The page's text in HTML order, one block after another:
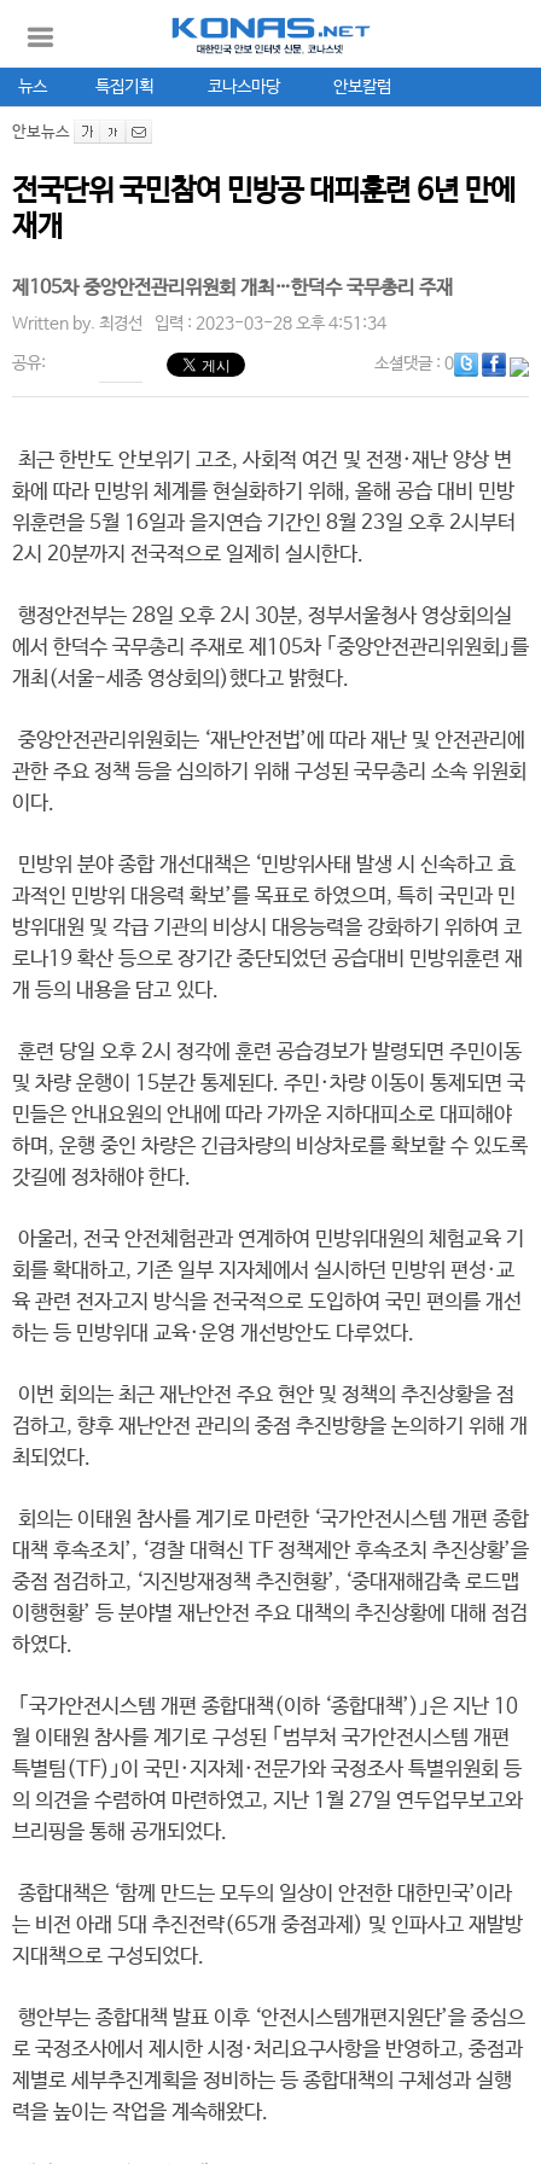
뉴스 특집기획 코나스마당 안보칼럼
안보뉴스
전국단위 국민참여 민방공 대피훈련 6년 만에
재개
제105차 중앙안전관리위원회 개최…한덕수 국무총리 주재
Written by. 최경선 입력 : 2023-03-28 오후 4:51:34
공유: 소셜댓글: 0
최근 한반도 안보위기 고조, 사회적 여건 및 전쟁·재난 양상 변
화에 따라 민방위 체계를 현실화하기 위해, 올해 공습 대비 민방
위훈련을 5월 16일과 을지연습 기간인 8월 23일 오후 2시부터
2시 20분까지 전국적으로 일제히 실시한다.
행정안전부는 28일 오후 2시 30분, 정부서울청사 영상회의실
에서 한덕수 국무총리 주재로 제105차 ｢중앙안전관리위원회｣를
개최(서울-세종 영상회의)했다고 밝혔다.
중앙안전관리위원회는 ‘재난안전법’에 따라 재난 및 안전관리에
관한 주요 정책 등을 심의하기 위해 구성된 국무총리 소속 위원회
이다.
민방위 분야 종합 개선대책은 ‘민방위사태 발생 시 신속하고 효
과적인 민방위 대응력 확보’를 목표로 하였으며, 특히 국민과 민
방위대원 및 각급 기관의 비상시 대응능력을 강화하기 위하여 코
로나19 확산 등으로 장기간 중단되었던 공습대비 민방위훈련 재
개 등의 내용을 담고 있다.
훈련 당일 오후 2시 정각에 훈련 공습경보가 발령되면 주민이동
및 차량 운행이 15분간 통제된다. 주민·차량 이동이 통제되면 국
민들은 안내요원의 안내에 따라 가까운 지하대피소로 대피해야
하며, 운행 중인 차량은 긴급차량의 비상차로를 확보할 수 있도록
갓길에 정차해야 한다.
아울러, 전국 안전체험관과 연계하여 민방위대원의 체험교육 기
회를 확대하고, 기존 일부 지자체에서 실시하던 민방위 편성·교
육 관련 전자고지 방식을 전국적으로 도입하여 국민 편의를 개선
하는 등 민방위대 교육·운영 개선방안도 다루었다.
이번 회의는 최근 재난안전 주요 현안 및 정책의 추진상황을 점
검하고, 향후 재난안전 관리의 중점 추진방향을 논의하기 위해 개
최되었다.
회의는 이태원 참사를 계기로 마련한 ‘국가안전시스템 개편 종합
대책 후속조치’, ‘경찰 대혁신 TF 정책제안 후속조치 추진상황’을
중점 점검하고, ‘지진방재정책 추진현황’, ‘중대재해감축 로드맵
이행현황’ 등 분야별 재난안전 주요 대책의 추진상황에 대해 점검
하였다.
｢국가안전시스템 개편 종합대책(이하 ‘종합대책’)｣은 지난 10
월 이태원 참사를 계기로 구성된 ｢범부처 국가안전시스템 개편
특별팀(TF)｣이 국민·지자체·전문가와 국정조사 특별위원회 등
의 의견을 수렴하여 마련하였고, 지난 1월 27일 연두업무보고와
브리핑을 통해 공개되었다.
종합대책은 ‘함께 만드는 모두의 일상이 안전한 대한민국’이라
는 비전 아래 5대 추진전략(65개 중점과제) 및 인파사고 재발방
지대책으로 구성되었다.
행안부는 종합대책 발표 이후 ‘안전시스템개편지원단’을 중심으
로 국정조사에서 제시한 시정·처리요구사항을 반영하고, 중점과
제별로 세부추진계획을 정비하는 등 종합대책의 구체성과 실행
력을 높이는 작업을 계속해왔다.